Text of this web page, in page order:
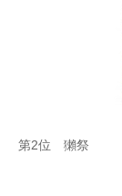
第2位 獺祭